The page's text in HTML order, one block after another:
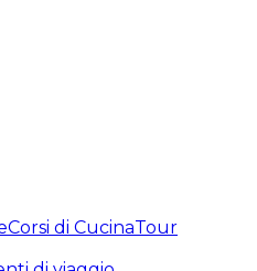
Corsi di CucinaTour